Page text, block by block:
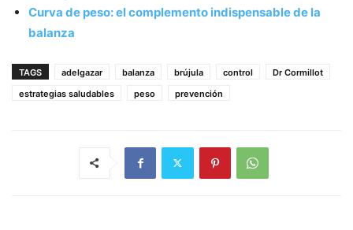
Curva de peso: el complemento indispensable de la
balanza
TAGS adelgazar balanza brújula control
Dr Cormillot
estrategias saludables
peso prevención